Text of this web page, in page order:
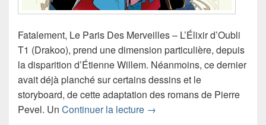
Fatalement, Le Paris Des Merveilles – L’Élixir d’Oubli
T1 (Drakoo), prend une dimension particulière, depuis
la disparition d’Étienne Willem. Néanmoins, ce dernier
avait déjà planché sur certains dessins et le
storyboard, de cette adaptation des romans de Pierre
Pevel. Un Continuer la lecture Chronique bande dessinée
→